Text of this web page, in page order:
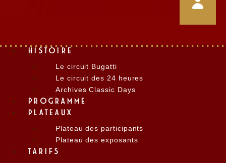
HISTOIRE
Le circuit Bugatti
Le circuit des 24 heures
Archives Classic Days
PROGRAMME
PLATEAUX
Plateau des participants
Plateau des exposants
TARIFS